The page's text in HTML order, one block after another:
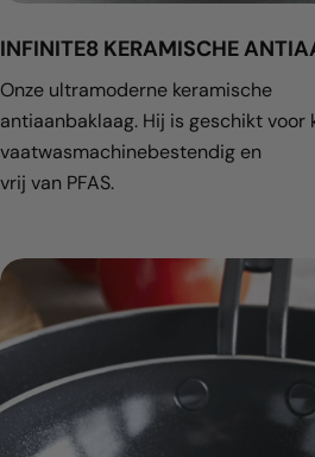
INFINITE8 KERAMISCHE
Onze ultramoderne keramische
antiaanbaklaag. Hij is geschikt voor
vaatwasmachinebestendig en
vrij van PFAS.